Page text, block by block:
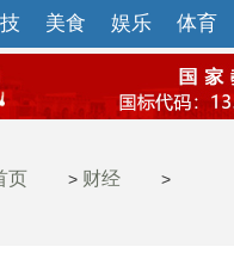
美食 娱乐 体育
页 > 财经 >